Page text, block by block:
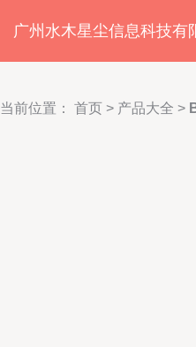
广州水木星尘信息科技有
当前位置： 首页 > 产品大全 >